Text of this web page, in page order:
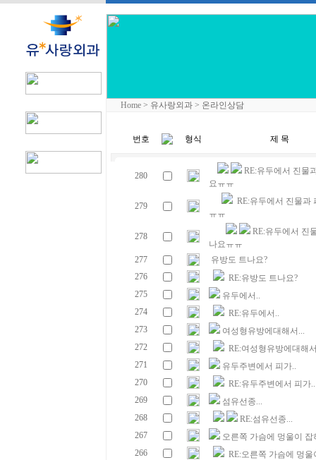
Home > 유사랑외과 > 온라인상담
번호 형식 제 목
280
RE:유두에서 진물
요ㅠㅠ
279
RE:유두에서 진물과
ㅠㅠ
278
RE:유두에서 진
나요ㅠㅠ
277
유방도 트나요?
276
RE:유방도 트나요?
275
유두에서..
274
RE:유두에서..
273
여성형유방에대해서...
272
RE:여성형유방에대해
271
유두주변에서 피가..
270
RE:유두주변에서 피가..
269
섬유선종...
268
RE:섬유선종...
267
오른쪽 가슴에 멍울이 잡
266
RE:오른쪽 가슴에 멍울